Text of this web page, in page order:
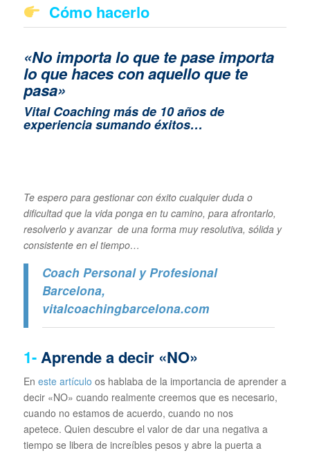
Cómo hacerlo
«No importa lo que te pase importa
lo que haces con aquello que te
pasa»
Vital Coaching más de 10 años de
experiencia sumando éxitos…
Te espero para gestionar con éxito cualquier duda o
dificultad que la vida ponga en tu camino, para afrontarlo,
resolverlo y avanzar de una forma muy resolutiva, sólida y
consistente en el tiempo…
Coach Personal y Profesional
Barcelona,
vitalcoachingbarcelona.com
1- Aprende a decir «NO»
En este artículo os hablaba de la importancia de aprender a
decir «NO» cuando realmente creemos que es necesario,
cuando no estamos de acuerdo, cuando no nos
apetece. Quien descubre el valor de dar una negativa a
tiempo se libera de increíbles pesos y abre la puerta a